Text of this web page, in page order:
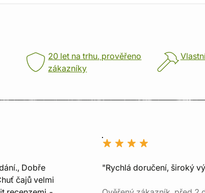
20 let na trhu, prověřeno
zákazníky
Dobře
čajů velmi
"Rychlá doručení, široký